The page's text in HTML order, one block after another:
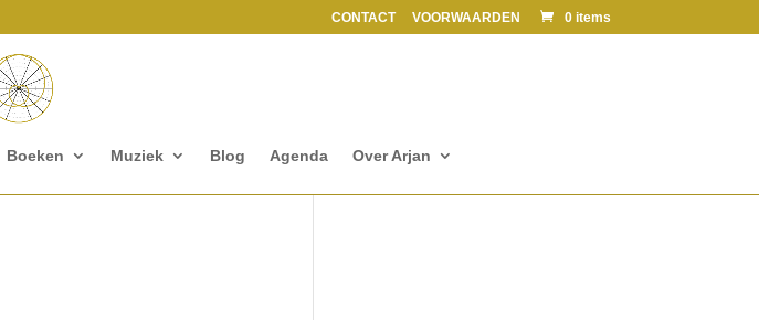
CONTACT VOORWAARDEN 0 items
Boeken Muziek Blog Agenda Over Arjan